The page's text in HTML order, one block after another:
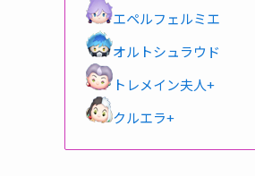
エペルフェルミエ
オルトシュラウド
トレメイン夫人+
クルエラ+